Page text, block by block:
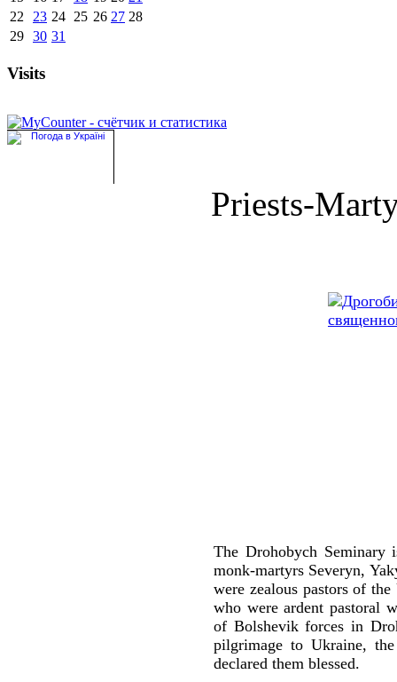
22
23 24 25 26 27 28
29 30 31
Visits
Priests-
The Drohobych Seminary
monk-martyrs Severyn,
were zealous pastors of
who were ardent pastoral
of Bolshevik forces in
pilgrimage to Ukraine,
declared them blessed.